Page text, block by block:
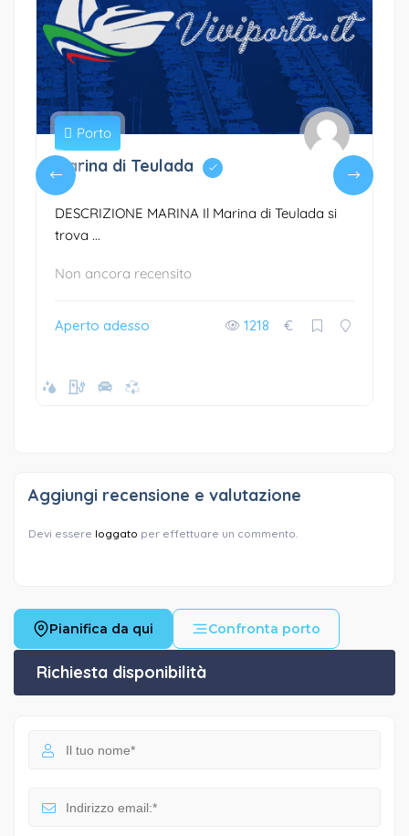
Porto
Marina di Teulada
DESCRIZIONE MARINA Il Marina di Teulada si
trova ...
Non ancora recensito
Aperto adesso 1218 €
Aggiungi recensione e valutazione
Devi essere loggato per effettuare un commento.
Pianifica da qui Confronta porto
Richiesta disponibilità